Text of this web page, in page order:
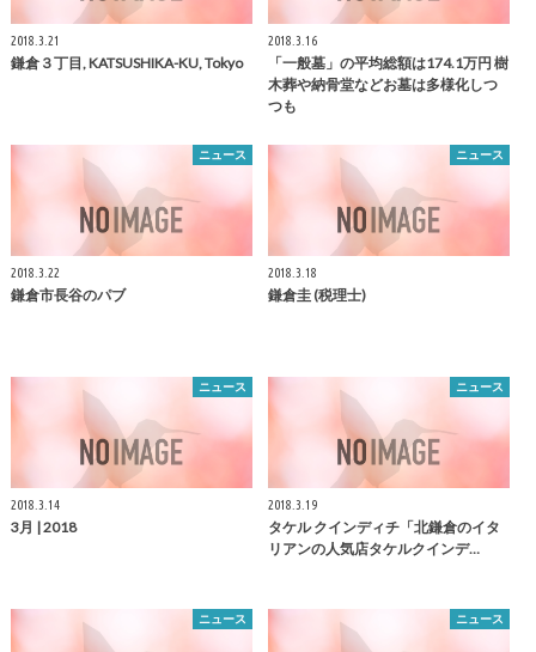
2018.3.21
鎌倉３丁目, KATSUSHIKA-KU, Tokyo
2018.3.16
「一般墓」の平均総額は174.1万円 樹
木葬や納骨堂などお墓は多様化しつ
つも
ニュース
2018.3.22
鎌倉市長谷のパブ
ニュース
2018.3.18
鎌倉圭 (税理士)
ニュース
2018.3.14
3月 | 2018
ニュース
2018.3.19
タケル クインディチ「北鎌倉のイタ
リアンの人気店タケルクインデ…
ニュース ニュース